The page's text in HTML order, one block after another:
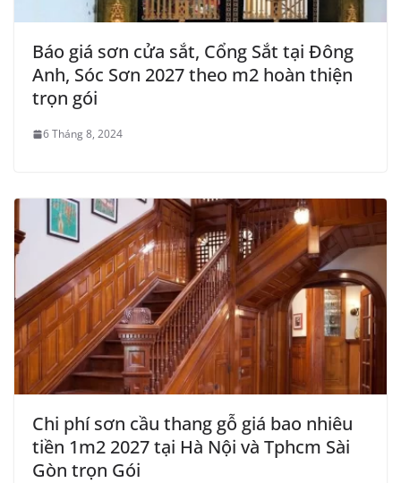
Báo giá sơn cửa sắt, Cổng Sắt tại Đông
Anh, Sóc Sơn 2027 theo m2 hoàn thiện
trọn gói
6 Tháng 8, 2024
Chi phí sơn cầu thang gỗ giá bao nhiêu
tiền 1m2 2027 tại Hà Nội và Tphcm Sài
Gòn trọn Gói